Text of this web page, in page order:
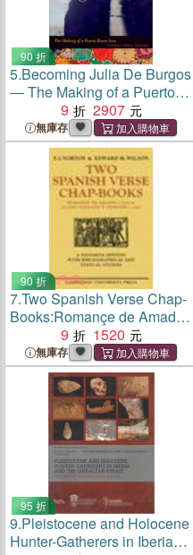
90 折
5.Becoming Julia De Burgos
― The Making of a Puerto
Rican Icon
9 2907
無庫存
90 折
7.Two Spanish Verse Chap-
Books:Romançe de Amadis
(c. 1515-19), Juyzio Hallado
Y Trabado (c. 1510)
9 1520
無庫存
95 折
9.Pleistocene and Holocene
Hunter-Gatherers in Iberia